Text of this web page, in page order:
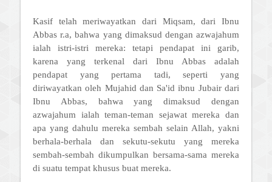
Kasif telah meriwayatkan dari Miqsam, dari Ibnu
Abbas r.a, bahwa yang dimaksud dengan azwajahum
ialah istri-istri mereka: tetapi pendapat ini garib,
karena yang terkenal dari Ibnu Abbas adalah
pendapat yang pertama tadi, seperti yang
diriwayatkan oleh Mujahid dan Sa'id ibnu Jubair dari
Ibnu Abbas, bahwa yang dimaksud dengan
azwajahum ialah teman-teman sejawat mereka dan
apa yang dahulu mereka sembah selain Allah, yakni
berhala-berhala dan sekutu-sekutu yang mereka
sembah-sembah dikumpulkan bersama-sama mereka
di suatu tempat khusus buat mereka.